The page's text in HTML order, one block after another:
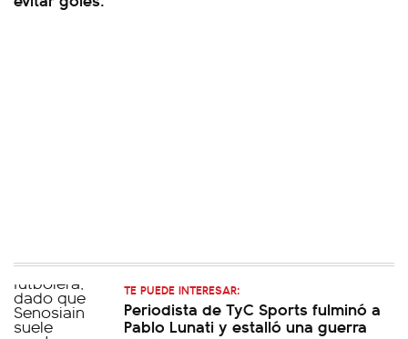
TE PUEDE INTERESAR:
Periodista de TyC Sports fulminó a
Pablo Lunati y estalló una guerra